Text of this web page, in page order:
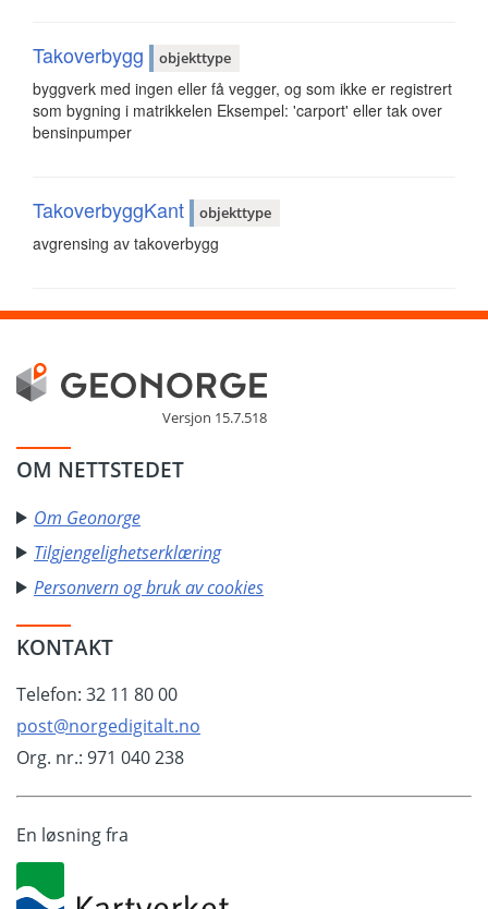
Takoverbygg objekttype
byggverk med ingen eller få vegger, og som ikke er registrert
som bygning i matrikkelen Eksempel: 'carport' eller tak over
bensinpumper
TakoverbyggKant objekttype
avgrensing av takoverbygg